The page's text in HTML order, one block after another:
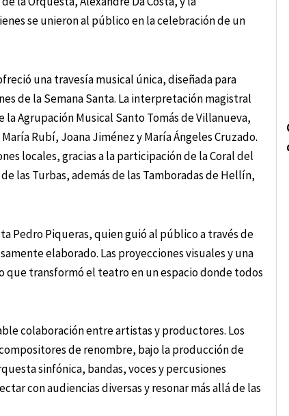
se unieron al público en la celebración de un
una travesía musical única, diseñada para
de la Semana Santa. La interpretación magistral
Agrupación Musical Santo Tomás de Villanueva,
Rubí, Joana Jiménez y María Ángeles Cruzado.
locales, gracias a la participación de la Coral del
las Turbas, además de las Tamboradas de Hellín,
Pedro Piqueras, quien guió al público a través de
elaborado. Las proyecciones visuales y una
transformó el teatro en un espacio donde todos
colaboración entre artistas y productores. Los
de renombre, bajo la producción de
sinfónica, bandas, voces y percusiones
con audiencias diversas y resonar más allá de las